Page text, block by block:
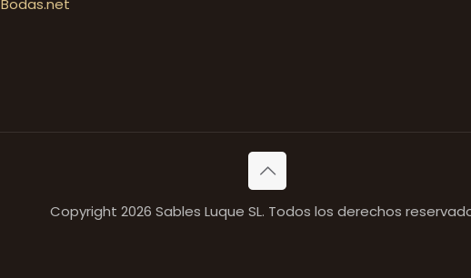
Copyright 2026 Sables Luque SL. Todos los derechos